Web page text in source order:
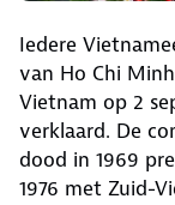
Iedere
van Ho Chi
Vietnam op 2
verklaard. De
dood in 1969
1976 met Zuid-